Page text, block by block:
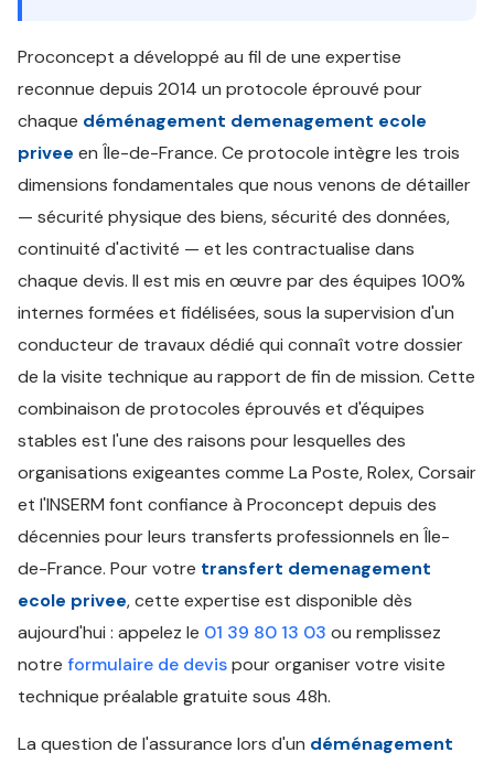
Proconcept a développé au fil de une expertise
reconnue depuis 2014 un protocole éprouvé pour
chaque déménagement demenagement ecole
privee en Île-de-France. Ce protocole intègre les trois
dimensions fondamentales que nous venons de détailler
— sécurité physique des biens, sécurité des données,
continuité d'activité — et les contractualise dans
chaque devis. Il est mis en œuvre par des équipes 100%
internes formées et fidélisées, sous la supervision d'un
conducteur de travaux dédié qui connaît votre dossier
de la visite technique au rapport de fin de mission. Cette
combinaison de protocoles éprouvés et d'équipes
stables est l'une des raisons pour lesquelles des
organisations exigeantes comme La Poste, Rolex, Corsair
et l'INSERM font confiance à Proconcept depuis des
décennies pour leurs transferts professionnels en Île-
de-France. Pour votre transfert demenagement
ecole privee, cette expertise est disponible dès
aujourd'hui : appelez le 01 39 80 13 03 ou remplissez
notre formulaire de devispour organiser votre visite
technique préalable gratuite sous 48h.
La question de l'assurance lors d'un déménagement